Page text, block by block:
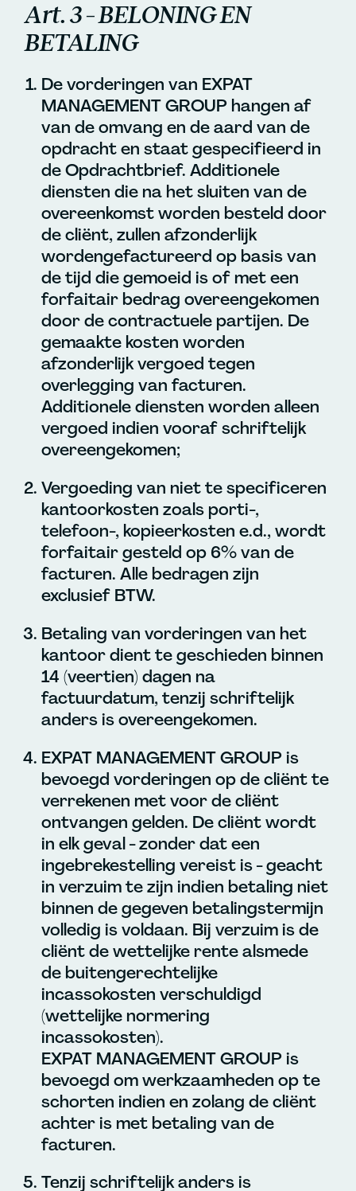
Art. 3 – BELONING EN
BETALING
De vorderingen van EXPAT
MANAGEMENT GROUP hangen af
van de omvang en de aard van de
opdracht en staat gespecifieerd in
de Opdrachtbrief. Additionele
diensten die na het sluiten van de
overeenkomst worden besteld door
de cliënt, zullen afzonderlijk
wordengefactureerd op basis van
de tijd die gemoeid is of met een
forfaitair bedrag overeengekomen
door de contractuele partijen. De
gemaakte kosten worden
afzonderlijk vergoed tegen
overlegging van facturen.
Additionele diensten worden alleen
vergoed indien vooraf schriftelijk
overeengekomen;
Vergoeding van niet te specificeren
kantoorkosten zoals porti-,
telefoon-, kopieerkosten e.d., wordt
forfaitair gesteld op 6% van de
facturen. Alle bedragen zijn
exclusief BTW.
Betaling van vorderingen van het
kantoor dient te geschieden binnen
14 (veertien) dagen na
factuurdatum, tenzij schriftelijk
anders is overeengekomen.
EXPAT MANAGEMENT GROUP is
bevoegd vorderingen op de cliënt te
verrekenen met voor de cliënt
ontvangen gelden. De cliënt wordt
in elk geval - zonder dat een
ingebrekestelling vereist is - geacht
in verzuim te zijn indien betaling niet
binnen de gegeven betalingstermijn
volledig is voldaan. Bij verzuim is de
cliënt de wettelijke rente alsmede
de buitengerechtelijke
incassokosten verschuldigd
(wettelijke normering
incassokosten).
EXPAT MANAGEMENT GROUP is
bevoegd om werkzaamheden op te
schorten indien en zolang de cliënt
achter is met betaling van de
facturen.
Tenzij schriftelijk anders is